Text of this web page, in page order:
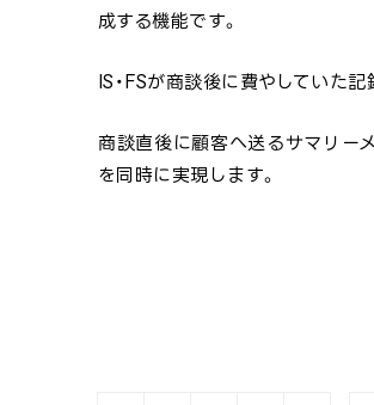
成する機能です。
IS・FSが商談後に費やしていた
商談直後に顧客へ送るサマリー
を同時に実現します。